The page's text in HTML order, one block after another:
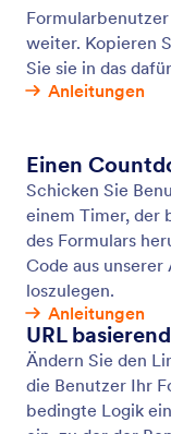
Erstellen Sie
Formular
– ideal für den
Dateien und
Antwort-E-
Sie